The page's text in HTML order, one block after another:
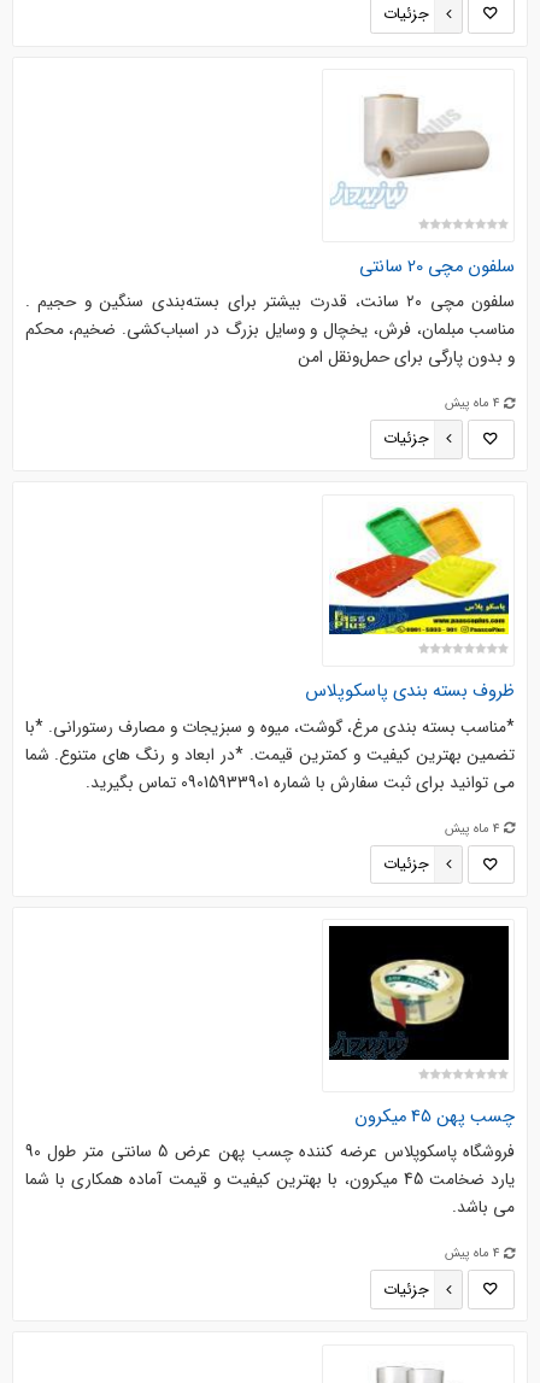
جزئیات
سلفون مچی 20 سانتی
سلفون مچی ۲۰ سانت، قدرت بیشتر برای بسته‌بندی سنگین و حجیم .
مناسب مبلمان، فرش، یخچال و وسایل بزرگ در اسباب‌کشی. ضخیم، محکم
و بدون پارگی برای حمل‌ونقل امن
4 ماه پیش
جزئیات
ظروف بسته بندی پاسکوپلاس
*مناسب بسته بندی مرغ، گوشت، میوه و سبزیجات و مصارف رستورانی. *با
تضمین بهترین کیفیت و کمترین قیمت. *در ابعاد و رنگ های متنوع. شما
می توانید برای ثبت سفارش با شماره 09015933901 تماس بگیرید.
4 ماه پیش
جزئیات
چسب پهن 45 میکرون
فروشگاه پاسکوپلاس عرضه کننده چسب پهن عرض 5 سانتی متر طول 90
یارد ضخامت 45 میکرون، با بهترین کیفیت و قیمت آماده همکاری با شما
می باشد.
4 ماه پیش
جزئیات